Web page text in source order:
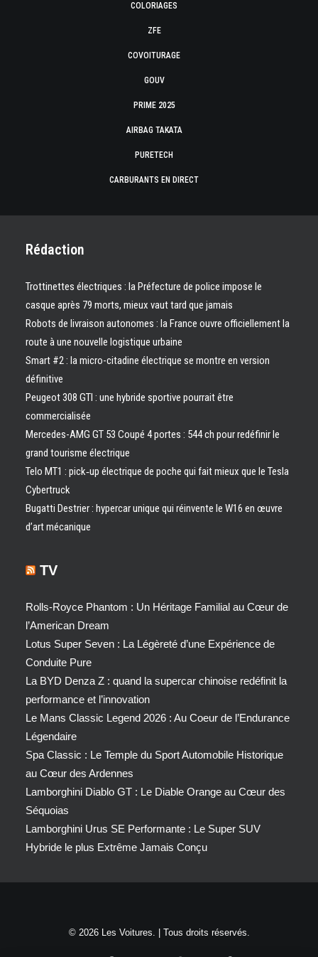
COLORIAGES
ZFE
COVOITURAGE
GOUV
PRIME 2025
AIRBAG TAKATA
PURETECH
CARBURANTS EN DIRECT
Rédaction
Trottinettes électriques : la Préfecture de police impose le
casque après 79 morts, mieux vaut tard que jamais
Robots de livraison autonomes : la France ouvre officiellement la
route à une nouvelle logistique urbaine
Smart #2 : la micro-citadine électrique se montre en version
définitive
Peugeot 308 GTI : une hybride sportive pourrait être
commercialisée
Mercedes-AMG GT 53 Coupé 4 portes : 544 ch pour redéfinir le
grand tourisme électrique
Telo MT1 : pick‑up électrique de poche qui fait mieux que le Tesla
Cybertruck
Bugatti Destrier : hypercar unique qui réinvente le W16 en œuvre
d’art mécanique
TV
Rolls-Royce Phantom : Un Héritage Familial au Cœur de
l’American Dream
Lotus Super Seven : La Légèreté d’une Expérience de
Conduite Pure
La BYD Denza Z : quand la supercar chinoise redéfinit la
performance et l’innovation
Le Mans Classic Legend 2026 : Au Coeur de l’Endurance
Légendaire
Spa Classic : Le Temple du Sport Automobile Historique
au Cœur des Ardennes
Lamborghini Diablo GT : Le Diable Orange au Cœur des
Séquoias
Lamborghini Urus SE Performante : Le Super SUV
Hybride le plus Extrême Jamais Conçu
© 2026 Les Voitures. | Tous droits réservés.